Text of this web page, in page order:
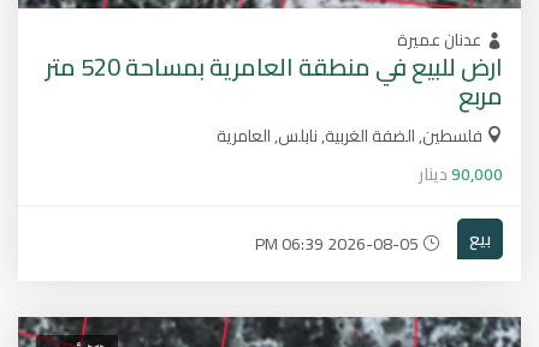
عدنان عميرة
ارض للبيع في منطقة العامرية بمساحة 520 متر
مربع
فلسطين, الضفة الغربية, نابلس, العامرية
90,000دينار
بيع